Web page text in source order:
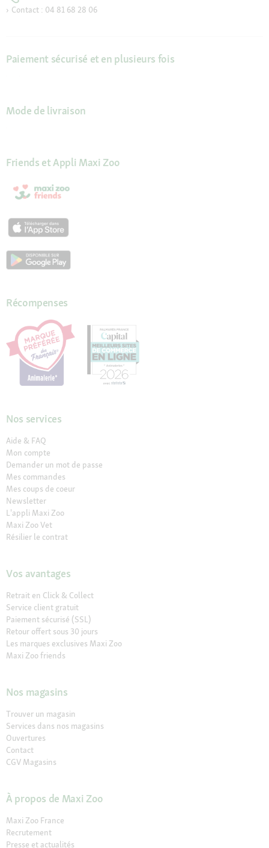
Contact : 04 81 68 28 06
Paiement sécurisé et en plusieurs fois
Mode de livraison
Friends et Appli Maxi Zoo
Récompenses
Nos services
Aide & FAQ
Mon compte
Demander un mot de passe
Mes commandes
Mes coups de coeur
Newsletter
L'appli Maxi Zoo
Maxi Zoo Vet
Résilier le contrat
Vos avantages
Retrait en Click & Collect
Service client gratuit
Paiement sécurisé (SSL)
Retour offert sous 30 jours
Les marques exclusives Maxi Zoo
Maxi Zoo friends
Nos magasins
Trouver un magasin
Services dans nos magasins
Ouvertures
Contact
CGV Magasins
À propos de Maxi Zoo
Maxi Zoo France
Recrutement
Presse et actualités